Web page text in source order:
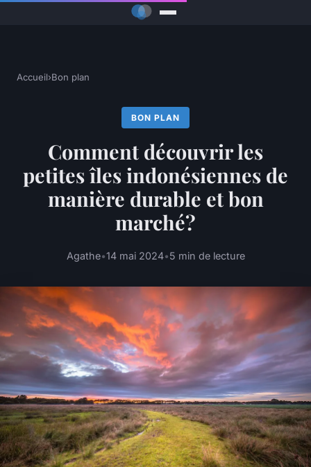
Accueil›Bon plan
BON PLAN
Comment découvrir les
petites îles indonésiennes de
manière durable et bon
marché?
Agathe•14 mai 2024•5 min de lecture